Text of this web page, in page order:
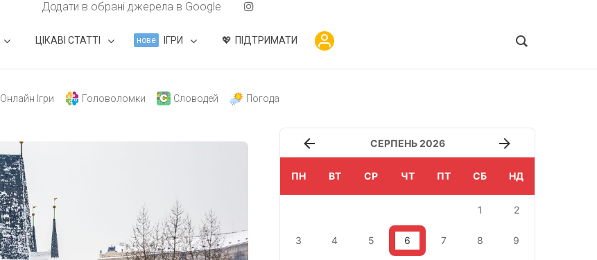
Додати в обрані джерела в Google
ЦІКАВІ СТАТТІ нове ІГРИ ПІДТРИМАТИ
Онлайн Ігри Головоломки Словодей Погода
СЕРПЕНЬ 2026
ПН ВТ СР ЧТ ПТ СБ НД
1 2
3 4 5 6 7 8 9